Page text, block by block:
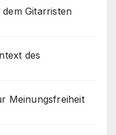
Gitarristen
des
Meinungsfreiheit